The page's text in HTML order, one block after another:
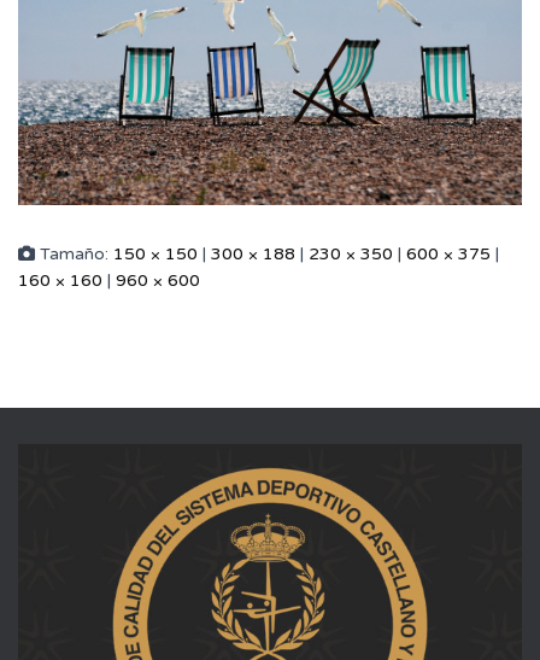
Tamaño: 150 × 150 | 300 × 188 | 230 × 350 | 600 × 375 |
160 × 160 | 960 × 600